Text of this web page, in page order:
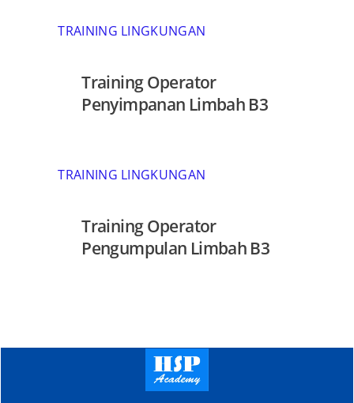
TRAINING LINGKUNGAN
Training Operator
Penyimpanan Limbah B3
TRAINING LINGKUNGAN
Training Operator
Pengumpulan Limbah B3